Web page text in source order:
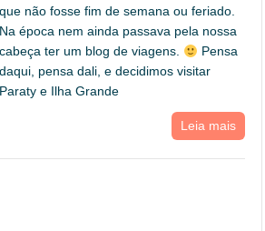
que não fosse fim de semana ou feriado.
Na época nem ainda passava pela nossa
cabeça ter um blog de viagens.
Pensa
daqui, pensa dali, e decidimos visitar
Paraty e Ilha Grande
Leia mais